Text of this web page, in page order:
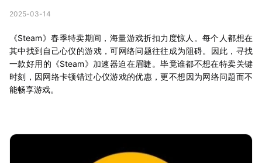
2025-03-14
《Steam》春季特卖期间，海量游戏折扣力度惊人。每个人都想在
其中找到自己心仪的游戏，可网络问题往往成为阻碍。因此，寻找
一款好用的《Steam》加速器迫在眉睫。毕竟谁都不想在特卖关键
时刻，因网络卡顿错过心仪游戏的优惠，更不想因为网络问题而不
能畅享游戏。